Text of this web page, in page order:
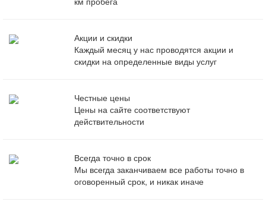
Акции и скидки
Каждый месяц у нас проводятся акции и
скидки на определенные виды услуг
Честные цены
Цены на сайте соответствуют
действительности
Всегда точно в срок
Мы всегда заканчиваем все работы точно в
оговоренный срок, и никак иначе